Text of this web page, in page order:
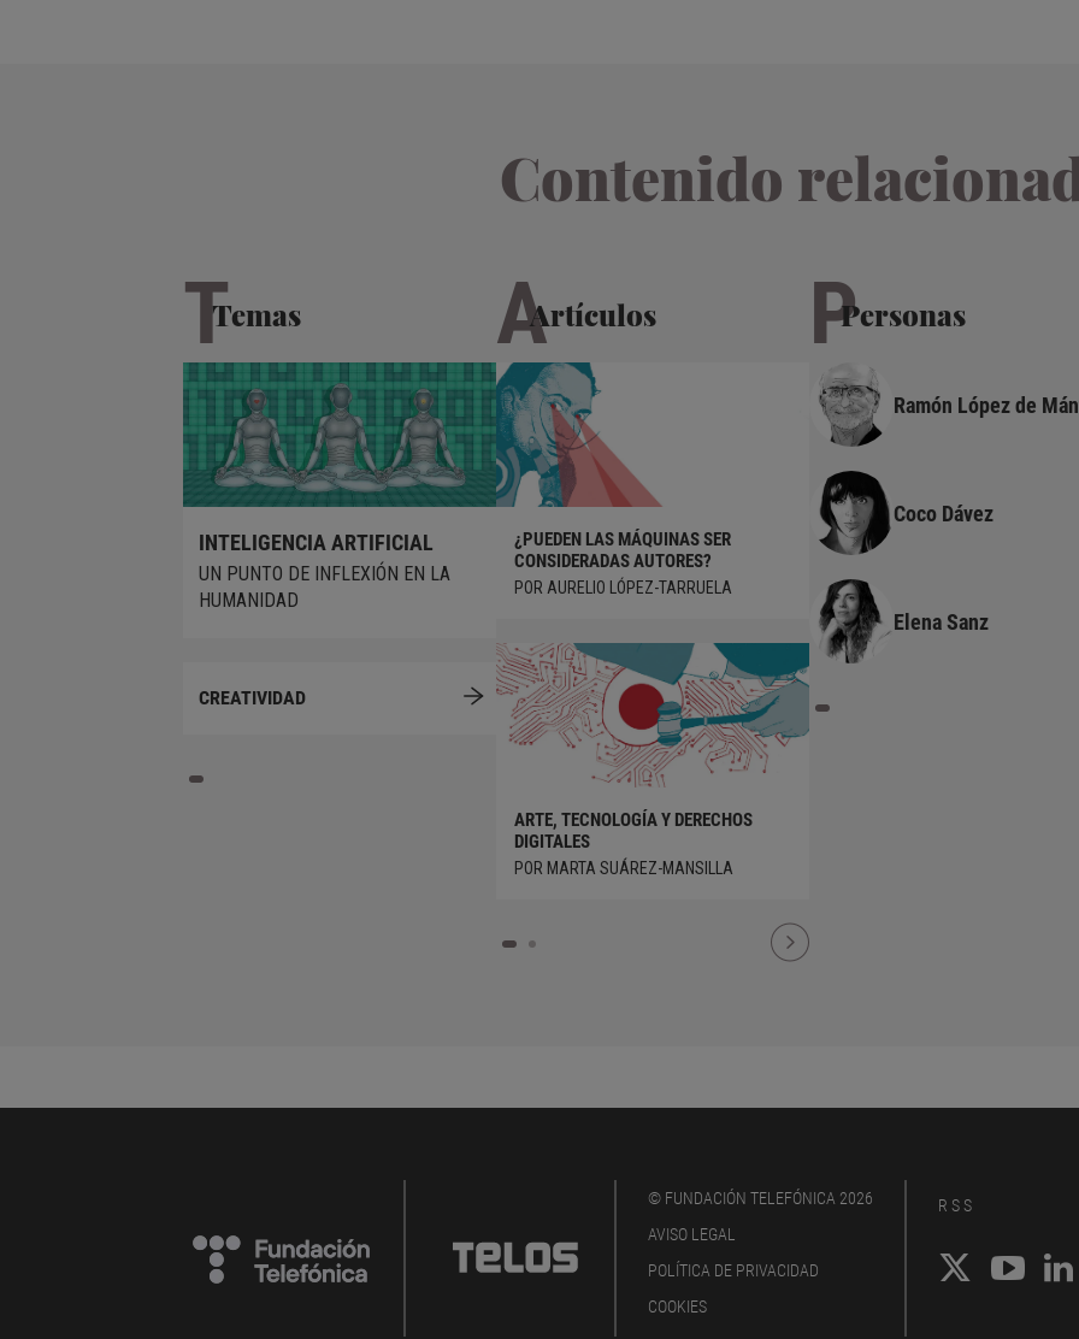
Contenido
TTemas
INTELIGENCIA ARTIFICIAL
UN PUNTO DE INFLEXIÓN EN LA
HUMANIDAD
CREATIVIDAD
AArtículos
¿ACABARÁN LAS IAS CON EL
TRABAJO DE LOS ARTISTAS?
¿PUEDEN LAS MÁQUINAS SER
CONSIDERADAS AUTORES?
POR AURELIO LÓPEZ-TARRUELA
ARTE, TECNOLOGÍA Y DERECHOS
DIGITALES
POR MARTA SUÁREZ-MANSILLA
¿ACABARÁN LAS IAS CON EL
POR ANTONIO GARCÍA VILLARÁN
PPersonas
Ramón López de
Coco Dávez
Elena Sanz
Creatividad prosumer, remix y
música popular en los derivative
videos
ANA SEDEÑO-VALDELLÓS
© FUNDACIÓN TELEFÓNICA 2026
AVISO LEGAL
POLÍTICA DE PRIVACIDAD
COOKIES
RSS